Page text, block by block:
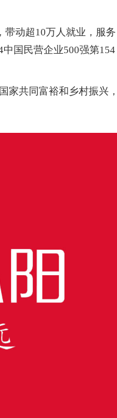
带动超10万人就业，服务
国民营企业500强第154
家共同富裕和乡村振兴，